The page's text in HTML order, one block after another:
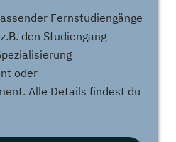
Fernstudiengänge
den Studiengang
oder
Alle Details findest du